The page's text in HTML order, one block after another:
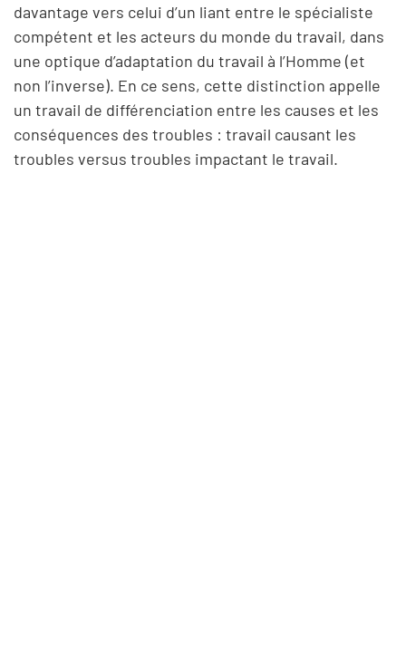
davantage vers celui d’un liant entre le spécialiste
compétent et les acteurs du monde du travail, dans
une optique d’adaptation du travail à l’Homme (et
non l’inverse). En ce sens, cette distinction appelle
un travail de différenciation entre les causes et les
conséquences des troubles : travail causant les
troubles versus troubles impactant le travail.